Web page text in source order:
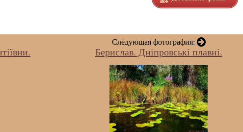
Следующая фотография:
Берислав. Дніпровські плавні.